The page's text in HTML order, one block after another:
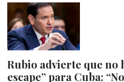
Rubio advierte que no
escape” para Cuba: